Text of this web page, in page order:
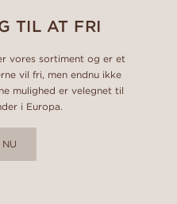
TIL AT FRI
vores sortiment og er et
vil fri, men endnu ikke
mulighed er velegnet til
i Europa.